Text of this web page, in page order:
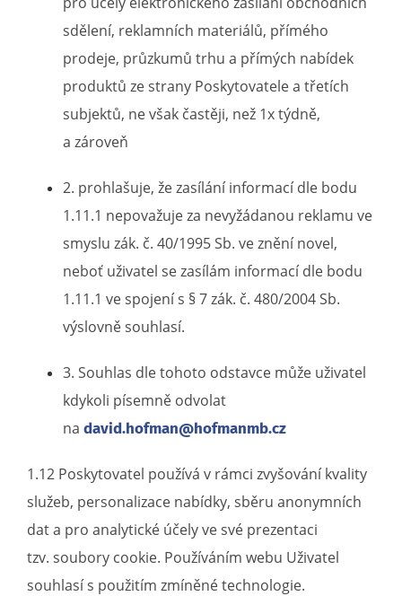
sdělení, reklamních materiálů, přímého
prodeje, průzkumů trhu a přímých nabídek
produktů ze strany Poskytovatele a třetích
subjektů, ne však častěji, než 1x týdně,
a zároveň
2. prohlašuje, že zasílání informací dle bodu
1.11.1 nepovažuje za nevyžádanou reklamu ve
smyslu zák. č. 40/1995 Sb. ve znění novel,
neboť uživatel se zasílám informací dle bodu
1.11.1 ve spojení s § 7 zák. č. 480/2004 Sb.
výslovně souhlasí.
3. Souhlas dle tohoto odstavce může uživatel
kdykoli písemně odvolat
na david.hofman@hofmanmb.cz
1.12 Poskytovatel používá v rámci zvyšování kvality
služeb, personalizace nabídky, sběru anonymních
dat a pro analytické účely ve své prezentaci
tzv. soubory cookie. Používáním webu Uživatel
souhlasí s použitím zmíněné technologie.